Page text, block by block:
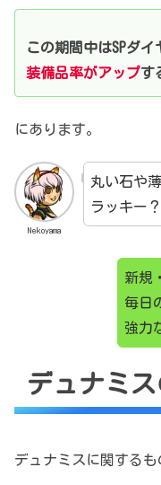
この期間中はSPダイ
装備品率がアップす
にあります。
Nekoyama
丸い石や
ラッキー
新規
毎日
強力
デュナミ
デュナミスに関するも